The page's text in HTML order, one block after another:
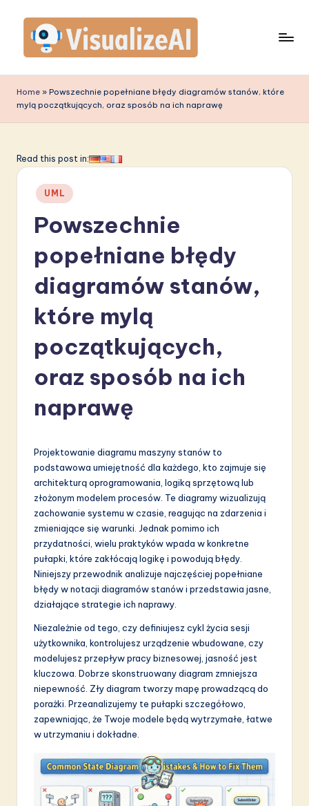
content
is
u
li
A
in
A
S
o
w
Home » Powszechnie popełniane błędy diagramów stanów, które
mylą początkujących, oraz sposób na ich naprawę
Read this post in:
Posted
in
UML
Powszechnie
popełniane błędy
diagramów stanów,
które mylą
początkujących,
oraz sposób na ich
naprawę
Projektowanie diagramu maszyny stanów to
podstawowa umiejętność dla każdego, kto zajmuje się
architekturą oprogramowania, logiką sprzętową lub
złożonym modelem procesów. Te diagramy wizualizują
zachowanie systemu w czasie, reagując na zdarzenia i
zmieniające się warunki. Jednak pomimo ich
przydatności, wielu praktyków wpada w konkretne
pułapki, które zakłócają logikę i powodują błędy.
Niniejszy przewodnik analizuje najczęściej popełniane
błędy w notacji diagramów stanów i przedstawia jasne,
działające strategie ich naprawy.
Niezależnie od tego, czy definiujesz cykl życia sesji
użytkownika, kontrolujesz urządzenie wbudowane, czy
modelujesz przepływ pracy biznesowej, jasność jest
kluczowa. Dobrze skonstruowany diagram zmniejsza
niepewność. Zły diagram tworzy mapę prowadzącą do
porażki. Przeanalizujemy te pułapki szczegółowo,
zapewniając, że Twoje modele będą wytrzymałe, łatwe
w utrzymaniu i dokładne.